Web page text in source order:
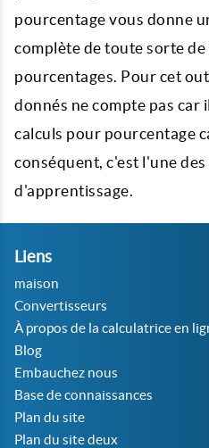
pourcentage vous donne
complète de toute sorte de
pourcentages. Pour cet
donnés ne compte pas car
calculs pour pourcentage
conséquent, c'est l'une
d'apprentissage.
Liens
maison
Convertisseurs
À propos de la calculatrice en
Blog
Embauchez nous
Base de connaissances
Plan du site
Plan du site deux